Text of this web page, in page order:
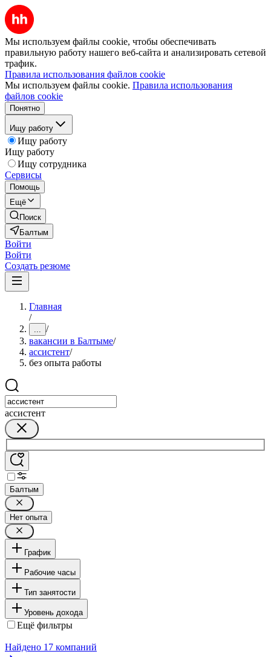
Мы используем файлы cookie, чтобы обеспечивать
правильную работу нашего веб-сайта и анализировать сетевой
трафик.
Правила использования файлов cookie
Мы используем файлы cookie. Правила использования
файлов cookie
Понятно
Ищу работу
Ищу работу
Ищу работу
Ищу сотрудника
Сервисы
Помощь
Ещё
Поиск
Балтым
Войти
Войти
Создать резюме
Главная
/
... /
вакансии в Балтыме/
ассистент/
без опыта работы
ассистент
Балтым
Нет опыта
График
Рабочие часы
Тип занятости
Уровень дохода
Ещё фильтры
Найдено 17 компаний